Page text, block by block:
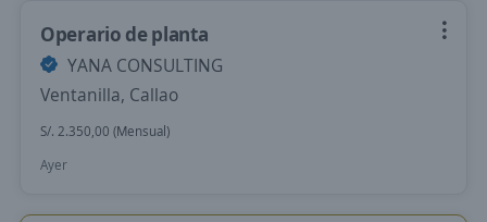
Operario de planta
YANA CONSULTING
Ventanilla, Callao
S/. 2.350,00 (Mensual)
Ayer